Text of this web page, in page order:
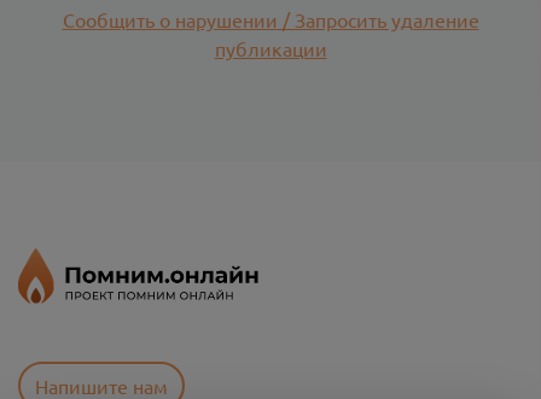
Сообщить о нарушении / Запросить удаление
публикации
Напишите нам